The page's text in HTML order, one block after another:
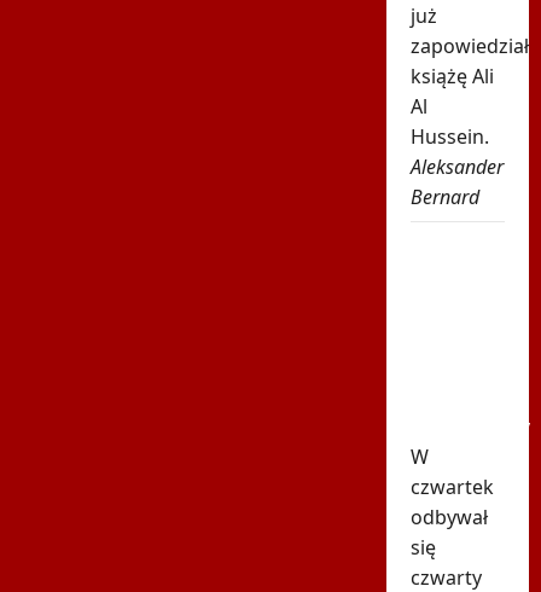
już
zapowiedział
książę Ali
Al
Hussein.
Aleksander
Bernard
wstrzymany
W
czwartek
odbywał
się
czwarty